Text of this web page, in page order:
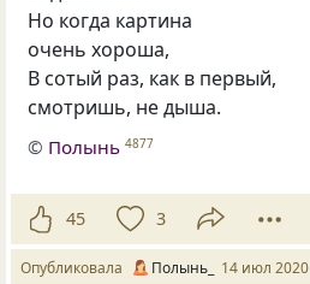
Но когда картина
очень хороша,
В сотый раз, как в первый,
смотришь, не дыша.
© Полынь 4877
45 3
Опубликовала Полынь_ 14 июл 2020